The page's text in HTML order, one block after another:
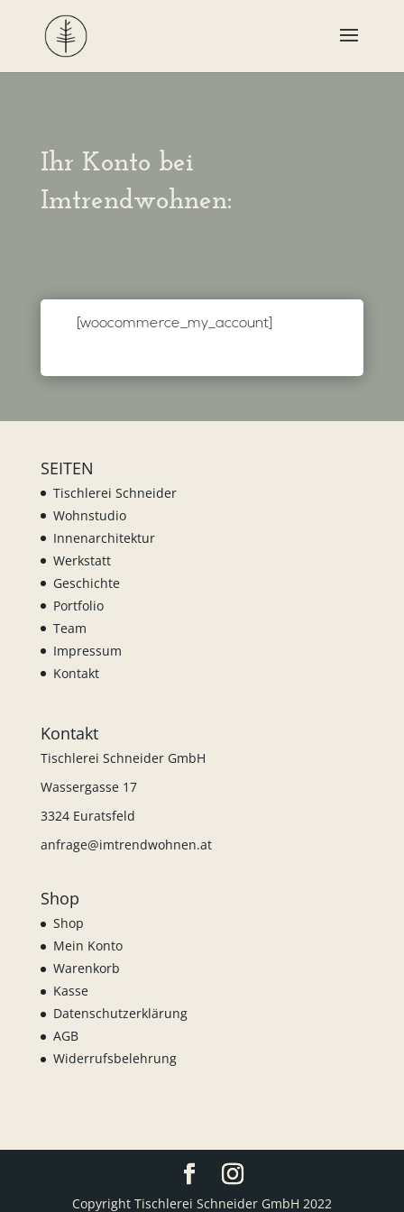
Ihr Konto bei
Imtrendwohnen:
[woocommerce_my_account]
SEITEN
Tischlerei Schneider
Wohnstudio
Innenarchitektur
Werkstatt
Geschichte
Portfolio
Team
Impressum
Kontakt
Kontakt
Tischlerei Schneider GmbH
Wassergasse 17
3324 Euratsfeld
anfrage@imtrendwohnen.at
Shop
Shop
Mein Konto
Warenkorb
Kasse
Datenschutzerklärung
AGB
Widerrufsbelehrung
Copyright Tischlerei Schneider GmbH 2022